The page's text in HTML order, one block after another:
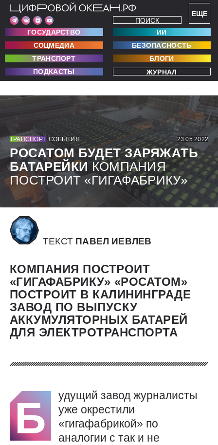
ЕЩЕ
ПОИСК
ГОСУДАРСТВО
ИИ
СОЦМЕДИА
БЕЗОПАСНОСТЬ
ТРАНСПОРТ
БЛОГИ
ПОДКАСТЫ
ЖУРНАЛ
ТРАНСПОРТ СОБЫТИЯ 23.05.2022
РОСАТОМ БУДЕТ ЗАРЯЖАТЬ
БАТАРЕЙКИ КОМПАНИЯ
ПОСТРОИТ «ГИГАФАБРИКУ»
ТЕКСТ ПАВЕЛ ИЕВЛЕВ
КОМПАНИЯ ПОСТРОИТ
«ГИГАФАБРИКУ» «РОСАТОМ»
ПОСТРОИТ В КАЛИНИНГРАДЕ
ЗАВОД ПО ВЫПУСКУ
АККУМУЛЯТОРНЫХ БАТАРЕЙ
ДЛЯ ЭЛЕКТРОТРАНСПОРТА
Б
удущий завод журналисты
уже окрестили
«гигафабрикой» по
аналогии с так и не